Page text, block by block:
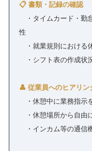
📋 書類・記録の確認
・タイムカード・勤
性
・就業規則における
・シフト表の作成状
👤 従業員へのヒアリン
・休憩中に業務指示
・休憩場所から自由
・インカム等の通信